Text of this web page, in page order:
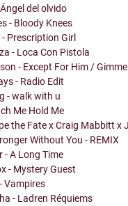
del olvido
- Bloody Knees
- Prescription Girl
- Loca Con Pistola
- Except For Him /
- Radio Edit
- walk with u
Me Hold Me
the Fate x Craig Mabbitt x
Without You - REMIX
- A Long Time
- Mystery Guest
Vampires
- Ladren Réquiems